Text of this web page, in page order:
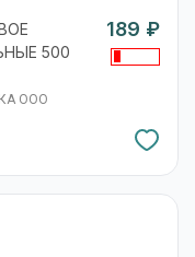
500
ООО
189 ₽